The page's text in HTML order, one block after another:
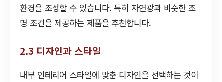
환경을 조성할 수 있습니다. 특히 자연광과 비슷한 조
명 조건을 제공하는 제품을 추천합니다.
2.3 디자인과 스타일
내부 인테리어 스타일에 맞춘 디자인을 선택하는 것이